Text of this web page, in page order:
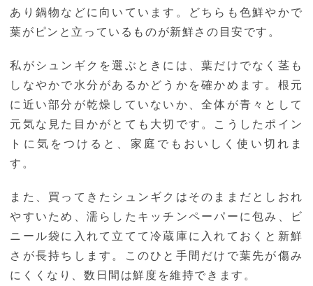
あり鍋物などに向いています。どちらも色鮮やかで
葉がピンと立っているものが新鮮さの目安です。
私がシュンギクを選ぶときには、葉だけでなく茎も
しなやかで水分があるかどうかを確かめます。根元
に近い部分が乾燥していないか、全体が青々として
元気な見た目かがとても大切です。こうしたポイン
トに気をつけると、家庭でもおいしく使い切れま
す。
また、買ってきたシュンギクはそのままだとしおれ
やすいため、濡らしたキッチンペーパーに包み、ビ
ニール袋に入れて立てて冷蔵庫に入れておくと新鮮
さが長持ちします。このひと手間だけで葉先が傷み
にくくなり、数日間は鮮度を維持できます。